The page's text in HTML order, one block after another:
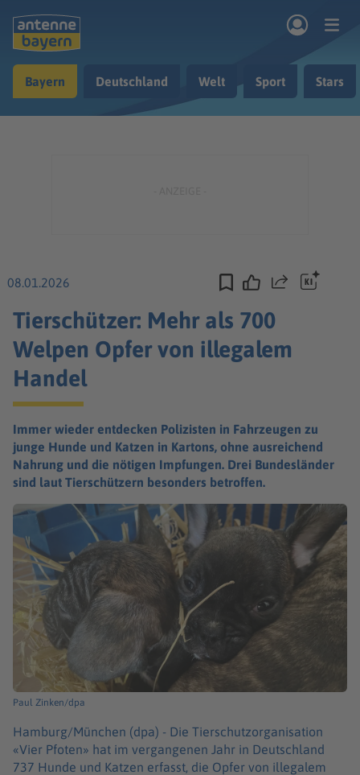
Musik & Radio
Bayern Deutschland Welt Sport Stars
08.01.2026 Teilen
Tierschützer: Mehr als 700
Welpen Opfer von illegalem
Handel
Immer wieder entdecken Polizisten in Fahrzeugen zu
junge Hunde und Katzen in Kartons, ohne ausreichend
Nahrung und die nötigen Impfungen. Drei Bundesländer
sind laut Tierschützern besonders betroffen.
Paul Zinken/dpa
Hamburg/München (dpa) - Die Tierschutzorganisation
«Vier Pfoten» hat im vergangenen Jahr in Deutschland
737 Hunde und Katzen erfasst, die Opfer von illegalem